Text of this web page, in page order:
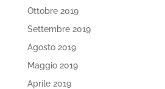
Ottobre 2019
Settembre 2019
Agosto 2019
Maggio 2019
Aprile 2019